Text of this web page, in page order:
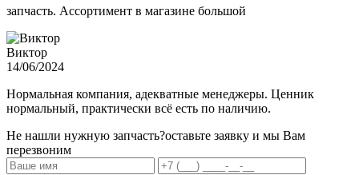
запчасть. Ассортимент в магазине большой
Виктор
14/06/2024
Нормальная компания, адекватные менеджеры. Ценник
нормальный, практически всё есть по наличию.
Не нашли нужную запчасть?оставьте заявку и мы Вам
перезвоним